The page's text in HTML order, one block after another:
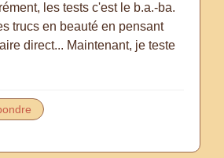
les tests c'est le b.a.-ba.
trucs en beauté en pensant
direct... Maintenant, je teste